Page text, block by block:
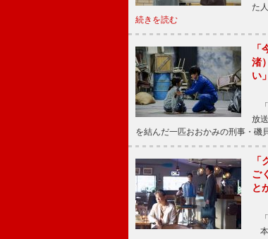
た
続きを読む
渚
い」
「
放
を結んだ一匹おおかみの刑事・
ご
と
「
本